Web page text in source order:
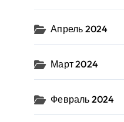
Апрель 2024
Март 2024
Февраль 2024